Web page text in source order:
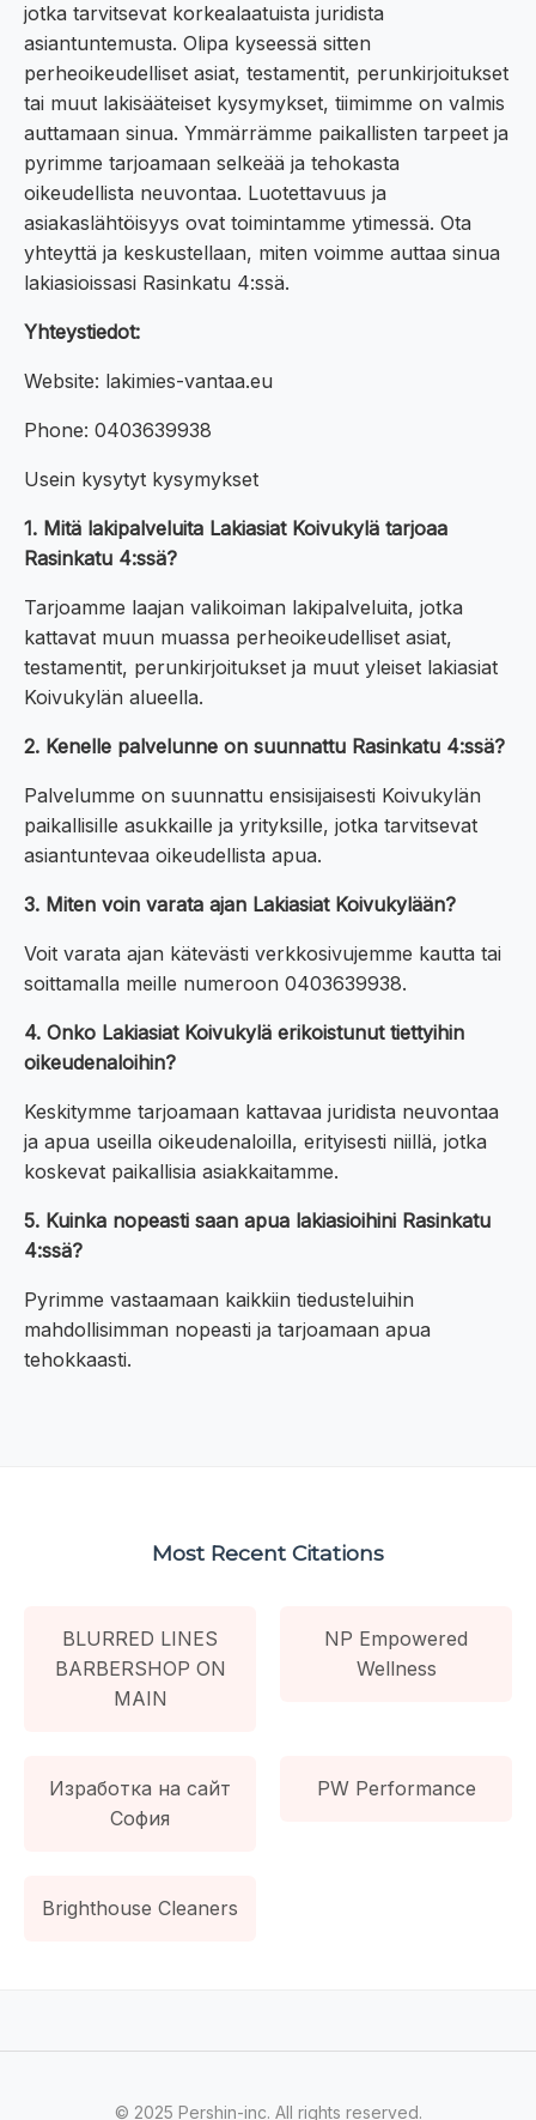
jotka tarvitsevat korkealaatuista juridista
asiantuntemusta. Olipa kyseessä sitten
perheoikeudelliset asiat, testamentit, perunkirjoitukset
tai muut lakisääteiset kysymykset, tiimimme on valmis
auttamaan sinua. Ymmärrämme paikallisten tarpeet ja
pyrimme tarjoamaan selkeää ja tehokasta
oikeudellista neuvontaa. Luotettavuus ja
asiakaslähtöisyys ovat toimintamme ytimessä. Ota
yhteyttä ja keskustellaan, miten voimme auttaa sinua
lakiasioissasi Rasinkatu 4:ssä.
Yhteystiedot:
Website: lakimies-vantaa.eu
Phone: 0403639938
Usein kysytyt kysymykset
1. Mitä lakipalveluita Lakiasiat Koivukylä tarjoaa
Rasinkatu 4:ssä?
Tarjoamme laajan valikoiman lakipalveluita, jotka
kattavat muun muassa perheoikeudelliset asiat,
testamentit, perunkirjoitukset ja muut yleiset lakiasiat
Koivukylän alueella.
2. Kenelle palvelunne on suunnattu Rasinkatu 4:ssä?
Palvelumme on suunnattu ensisijaisesti Koivukylän
paikallisille asukkaille ja yrityksille, jotka tarvitsevat
asiantuntevaa oikeudellista apua.
3. Miten voin varata ajan Lakiasiat Koivukylään?
Voit varata ajan kätevästi verkkosivujemme kautta tai
soittamalla meille numeroon 0403639938.
4. Onko Lakiasiat Koivukylä erikoistunut tiettyihin
oikeudenaloihin?
Keskitymme tarjoamaan kattavaa juridista neuvontaa
ja apua useilla oikeudenaloilla, erityisesti niillä, jotka
koskevat paikallisia asiakkaitamme.
5. Kuinka nopeasti saan apua lakiasioihini Rasinkatu
4:ssä?
Pyrimme vastaamaan kaikkiin tiedusteluihin
mahdollisimman nopeasti ja tarjoamaan apua
tehokkaasti.
Most Recent Citations
BLURRED LINES
BARBERSHOP ON
MAIN
NP Empowered
Wellness
Изработка на сайт
София
PW Performance
Brighthouse Cleaners
© 2025 Pershin-inc. All rights reserved.